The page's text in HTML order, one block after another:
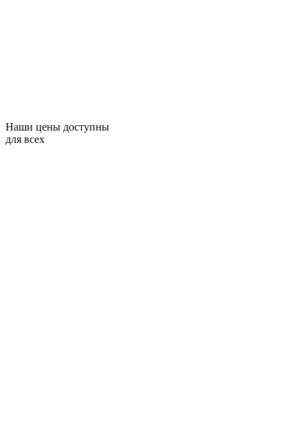
Наши цены доступны
для всех